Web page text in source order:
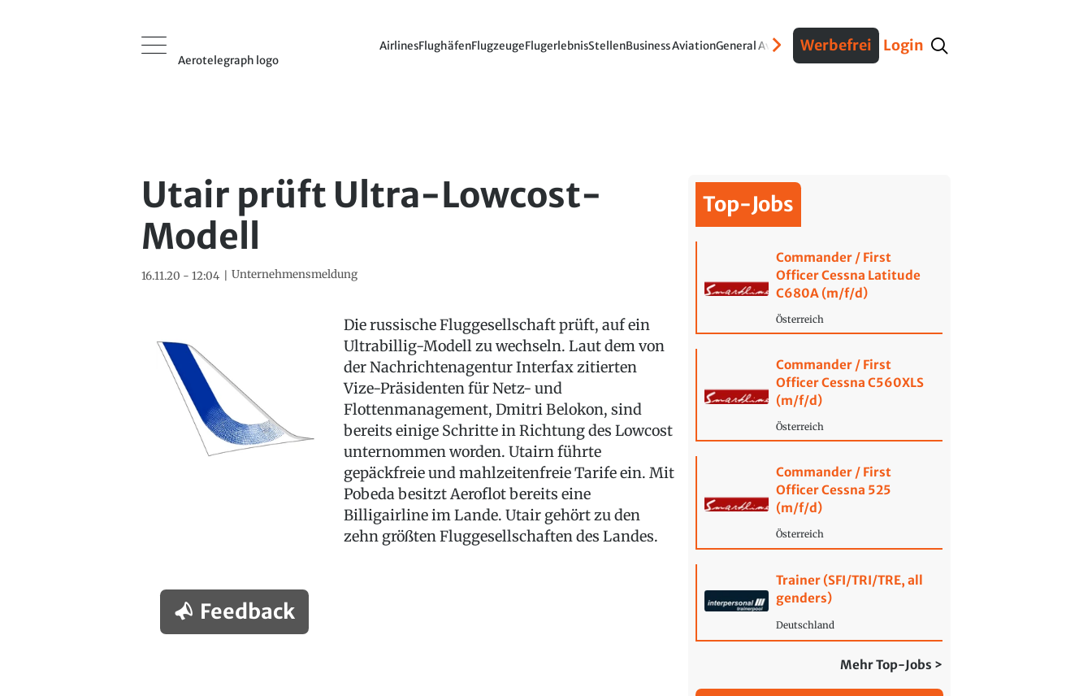
Aerotelegraph logo
AirlinesFlughäfenFlugzeugeFlugerlebnisStellenBusiness AviationGeneral AviationVerteidigungInterviews Fracht
Werbefrei Login
Utair prüft Ultra-Lowcost-
Modell
16.11.20 - 12:04 Unternehmensmeldung
Die russische Fluggesellschaft prüft, auf ein
Ultrabillig-Modell zu wechseln. Laut dem von
der Nachrichtenagentur Interfax zitierten
Vize-Präsidenten für Netz- und
Flottenmanagement, Dmitri Belokon, sind
bereits einige Schritte in Richtung des Lowcost
unternommen worden. Utairn führte
gepäckfreie und mahlzeitenfreie Tarife ein. Mit
Pobeda besitzt Aeroflot bereits eine
Billigairline im Lande. Utair gehört zu den
zehn größten Fluggesellschaften des Landes.
Feedback
Top-Jobs
Commander / First
Officer Cessna Latitude
C680A (m/f/d)
Österreich
Commander / First
Officer Cessna C560XLS
(m/f/d)
Österreich
Commander / First
Officer Cessna 525
(m/f/d)
Österreich
Trainer (SFI/TRI/TRE, all
genders)
Deutschland
Mehr Top-Jobs >